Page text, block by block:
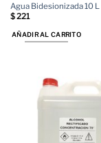
Agua Bidesionizada 10 L
$221
AÑADIR AL CARRITO